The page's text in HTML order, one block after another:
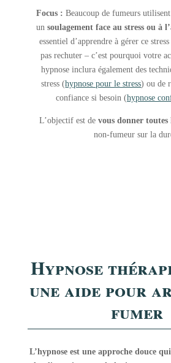
Focus : Beaucoup de fumeurs
unsoulagement face au stress ou à
essentiel d’apprendre à gérer ce
pas rechuter – c’est pourquoi votre
hypnose inclura également des
stress (hypnose pour le stress) ou de
confiance si besoin (hypnose
L’objectif est devous donner toutes
non-fumeur sur la
Hypnose
une aide pour
fumer
L’hypnose est une approche douce